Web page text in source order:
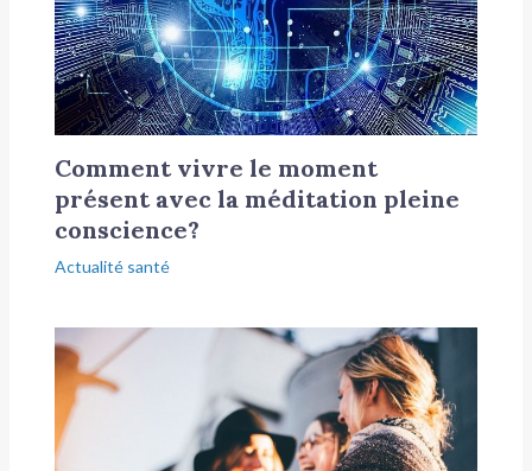
Comment vivre le moment
présent avec la méditation pleine
conscience?
Actualité santé